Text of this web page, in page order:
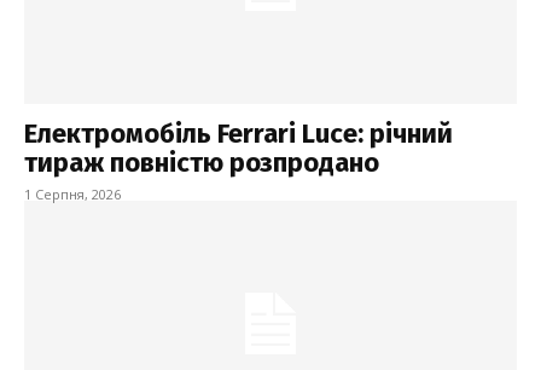
Електромобіль Ferrari Luce: річний
тираж повністю розпродано
1 Серпня, 2026